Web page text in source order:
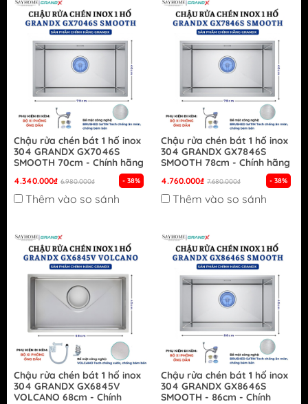
Chậu rửa chén bát 1 hố inox
304 GRANDX GX7046S
SMOOTH 70cm - Chính hãng
4.340.000₫ 6.980.000₫ - 38%
Thêm vào so sánh
Chậu rửa chén bát 1 hố inox
304 GRANDX GX7846S
SMOOTH 78cm - Chính hãng
4.760.000₫ 7.680.000₫ - 38%
Thêm vào so sánh
Chậu rửa chén bát 1 hố inox
304 GRANDX GX6845V
VOLCANO 68cm - Chính
Chậu rửa chén bát 1 hố inox
304 GRANDX GX8646S
SMOOTH - 86cm - Chính